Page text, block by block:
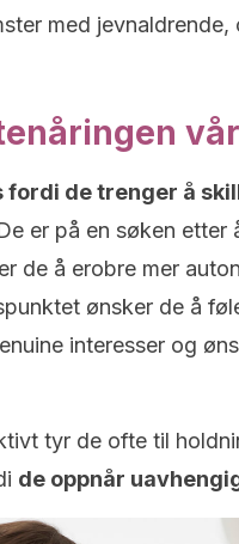
med
fordi de trenger å
er på en søken etter
de å erobre mer
ønsker de å
interesser og
tyr de ofte til
de oppnår